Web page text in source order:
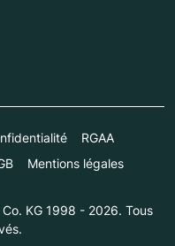
RGAA
Mentions légales
KG 1998 - 2026. Tous